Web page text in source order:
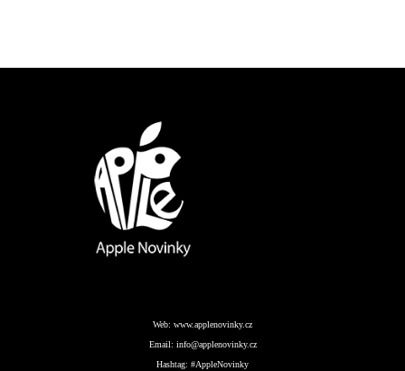
Web: www.applenovinky.cz
Email: info@applenovinky.cz
Hashtag: #AppleNovinky